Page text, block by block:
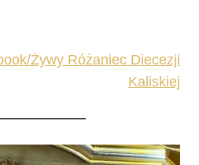
Żywy Różaniec Diecezji
Kaliskiej